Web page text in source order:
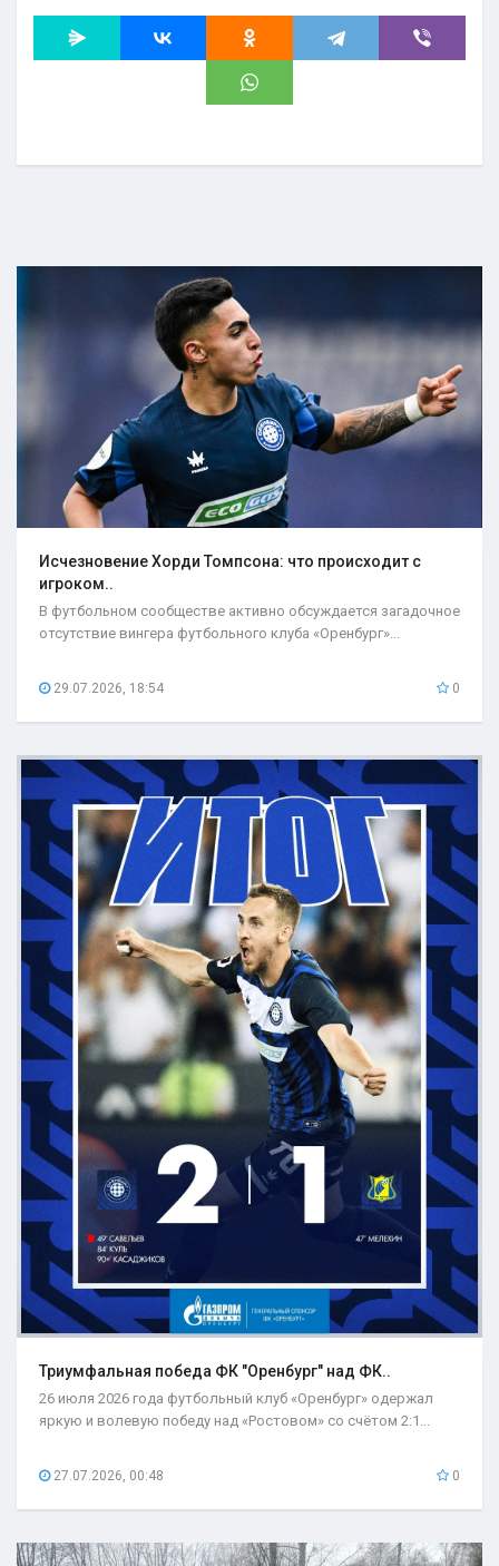
Исчезновение Хорди Томпсона: что происходит с
игроком..
В футбольном сообществе активно обсуждается загадочное
отсутствие вингера футбольного клуба «Оренбург»...
29.07.2026, 18:54 0
Триумфальная победа ФК "Оренбург" над ФК..
26 июля 2026 года футбольный клуб «Оренбург» одержал
яркую и волевую победу над «Ростовом» со счётом 2:1...
27.07.2026, 00:48 0